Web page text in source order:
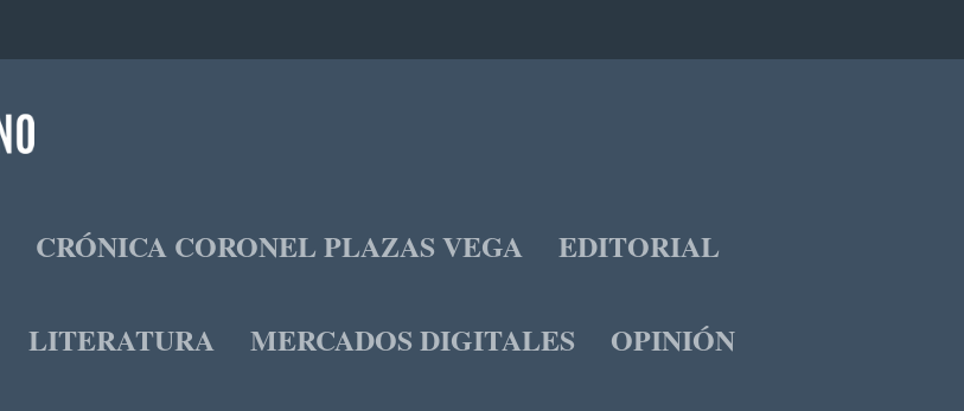
CRÓNICA CORONEL PLAZAS VEGA EDITORIAL
LITERATURA MERCADOS DIGITALES OPINIÓN